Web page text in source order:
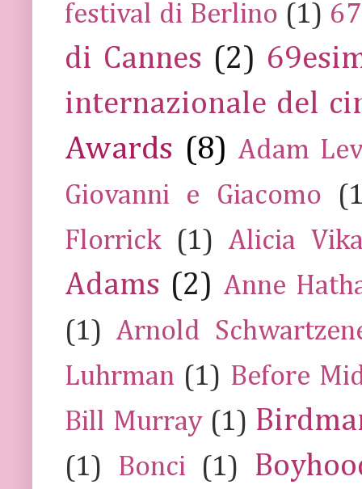
festival di Berlino (1)
di Cannes (2)
internazionale del
Awards (8) Adam
Giovanni e Giacomo
Florrick
(1) Alicia
Adams (2) Anne
(1) Arnold
Luhrman (1) Before
Bill Murray (1)
(1) Bonci (1)